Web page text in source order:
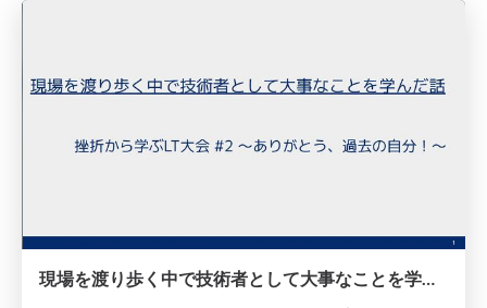
現場を渡り歩く中で技術者として大事なことを学んだ話